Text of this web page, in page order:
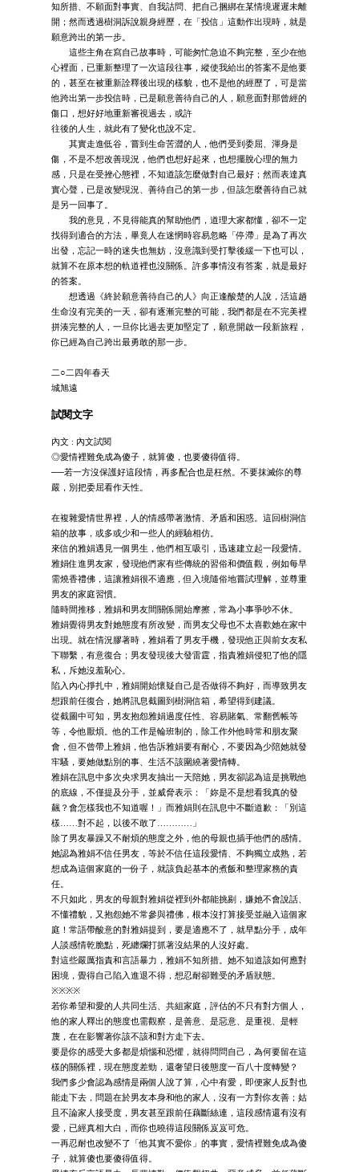
知所措、不願面對事實、自我詰問、把自己捆綁在某情境遲遲未離
開；然而透過樹洞訴說親身經歷，在「投信」這動作出現時，就是
願意跨出的第一步。
這些主角在寫自己故事時，可能匆忙急迫不夠完整，至少在他
心裡面，已重新整理了一次這段往事，縱使我給出的答案不是他要
的，甚至在被重新詮釋後出現的樣貌，也不是他的經歷了，可是當
他跨出第一步投信時，已是願意善待自己的人，願意面對那曾經的
傷口，想好好地重新審視過去，或許
往後的人生，就此有了變化也說不定。
其實走進低谷，嘗到生命苦澀的人，他們受到委屈、渾身是
傷，不是不想改善現況，他們也想好起來，也想擺脫心理的無力
感，只是在受挫心態裡，不知道該怎麼做對自己最好；然而表達真
實心聲，已是改變現況、善待自己的第一步，但該怎麼善待自己就
是另一回事了。
我的意見，不見得能真的幫助他們，道理大家都懂，卻不一定
找得到適合的方法，畢竟人在迷惘時容易忽略「停滯」是為了再次
出發，忘記一時的迷失也無妨，沒意識到受打擊後緩一下也可以，
就算不在原本想的軌道裡也沒關係。許多事情沒有答案，就是最好
的答案。
想透過《終於願意善待自己的人》向正逢酸楚的人說，活這趟
生命沒有完美的一天，卻有逐漸完整的可能，我們都是在不完美裡
拼湊完整的人，一旦你比過去更加堅定了，願意開啟一段新旅程，
你已經為自己跨出最勇敢的那一步。
二○二四年春天
城旭遠
試閱文字
內文 : 內文試閱
◎愛情裡難免成為傻子，就算傻，也要傻得值得。
──若一方沒保護好這段情，再多配合也是枉然。不要抹滅你的尊
嚴，別把委屈看作天性。
在複雜愛情世界裡，人的情感帶著激情、矛盾和困惑。這回樹洞信
箱的故事，或多或少和一些人的經驗相仿。
來信的雅娟遇見一個男生，他們相互吸引，迅速建立起一段愛情。
雅娟住進男友家，發現他們家有些傳統的習俗和價值觀，例如每早
需燒香禮佛，這讓雅娟很不適應，但入境隨俗地嘗試理解，並尊重
男友的家庭習慣。
隨時間推移，雅娟和男友間關係開始摩擦，常為小事爭吵不休。
雅娟覺得男友對她態度有所改變，而男友父母也不太喜歡她在家中
出現。就在情況膠著時，雅娟看了男友手機，發現他正與前女友私
下聯繫，有意復合；男友發現後大發雷霆，指責雅娟侵犯了他的隱
私，斥她沒羞恥心。
陷入內心掙扎中，雅娟開始懷疑自己是否做得不夠好，而導致男友
想跟前任復合，她將訊息截圖到樹洞信箱，希望得到建議。
從截圖中可知，男友抱怨雅娟過度任性、容易賭氣、常翻舊帳等
等，令他厭煩。他的工作是輪班制的，除工作外他時常和朋友聚
會，但不曾帶上雅娟，他告訴雅娟要有耐心，不要因為少陪她就發
牢騷，要她做點別的事、生活不該圍繞著愛情轉。
雅娟在訊息中多次央求男友抽出一天陪她，男友卻認為這是挑戰他
的底線，不僅提及分手，並威脅表示：「妳是不是想看我真的發
飆？會怎樣我也不知道喔！」而雅娟則在訊息中不斷道歉：「別這
樣……對不起，以後不敢了…………」
除了男友暴躁又不耐煩的態度之外，他的母親也插手他們的感情。
她認為雅娟不信任男友，等於不信任這段愛情、不夠獨立成熟，若
想成為這個家庭的一份子，就該負起基本的煮飯和整理家務的責
任。
不只如此，男友的母親對雅娟從裡到外都能挑剔，嫌她不會說話、
不懂禮貌，又抱怨她不常參與禮佛，根本沒打算接受並融入這個家
庭！常語帶酸意的對雅娟提到，要是適應不了，就早點分手，成年
人談感情乾脆點，死纏爛打抓著沒結果的人沒好處。
對這些嚴厲指責和言語暴力，雅娟不知所措。她不知道該如何應對
困境，覺得自己陷入進退不得，想忍耐卻難受的矛盾狀態。
※※※※
若你希望和愛的人共同生活、共組家庭，評估的不只有對方個人，
他的家人釋出的態度也需觀察，是善意、是惡意、是重視、是輕
蔑，在在影響著你該不該和對方走下去。
要是你的感受大多都是煩惱和恐懼，就得問問自己，為何要留在這
樣的關係裡，現在態度差勁，還奢望日後態度一百八十度轉變？
我們多少會認為感情是兩個人說了算，心中有愛，即便家人反對也
能走下去，問題在於男友本身和他的家人，沒有一方對你友善；姑
且不論家人接受度，男友甚至跟前任藕斷絲連，這段感情還有沒有
愛，已經真相大白，而你也曉得這段關係岌岌可危。
一再忍耐也改變不了「他其實不愛你」的事實，愛情裡難免成為傻
子，就算傻也要傻得值得。